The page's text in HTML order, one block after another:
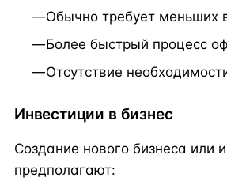
Обычно требует меньших
Более быстрый процесс
Отсутствие
Инвестиции в бизнес
Создание нового бизнеса или
предполагают: